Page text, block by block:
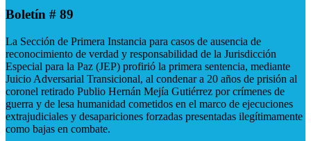
Boletín # 89
La Sección de Primera Instancia para casos de ausencia de
reconocimiento de verdad y responsabilidad de la Jurisdicción
Especial para la Paz (JEP) profirió la primera sentencia, mediante
Juicio Adversarial Transicional, al condenar a 20 años de prisión al
coronel retirado Publio Hernán Mejía Gutiérrez por crímenes de
guerra y de lesa humanidad cometidos en el marco de ejecuciones
extrajudiciales y desapariciones forzadas presentadas ilegítimamente
como bajas en combate.